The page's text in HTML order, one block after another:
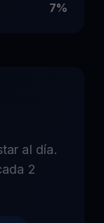
7%
al día.
2